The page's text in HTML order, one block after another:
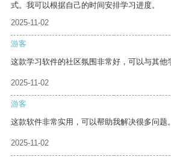
式。我可以根据自己的时间安排学习进度。
2025-11-02
游客
这款学习软件的社区氛围非常好，可以与其他
2025-11-02
游客
这款软件非常实用，可以帮助我解决很多问题。
2025-11-02